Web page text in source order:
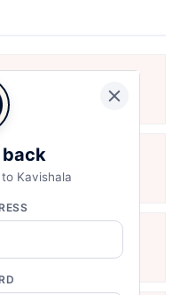
| Stay Home
Of India
back
Kavishala